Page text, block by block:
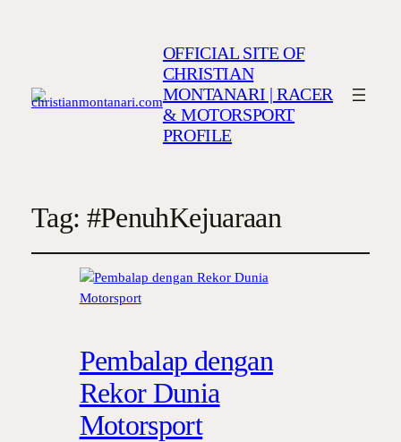
OFFICIAL SITE OF
CHRISTIAN
MONTANARI | RACER
& MOTORSPORT
PROFILE
Tag: #PenuhKejuaraan
Pembalap dengan
Rekor Dunia
Motorsport